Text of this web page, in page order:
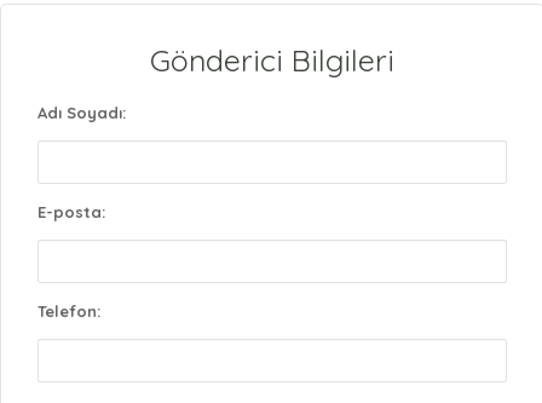
Gönderici Bilgileri
Adı Soyadı:
E-posta:
Telefon: